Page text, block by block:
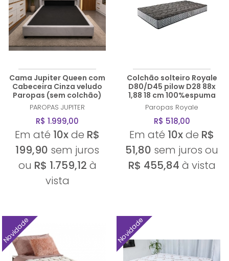
Cama Jupiter Queen com
Cabeceira Cinza veludo
Paropas (sem colchão)
PAROPAS JUPITER
R$ 1.999,00
Em até 10xde R$
199,90 sem juros
ou R$ 1.759,12 à
vista
Colchão solteiro Royale
D80/D45 pilow D28 88x
1,88 18 cm 100%espuma
Paropas Royale
R$ 518,00
Em até 10xde R$
51,80 sem juros ou
R$ 455,84 à vista
Novidade Novidade